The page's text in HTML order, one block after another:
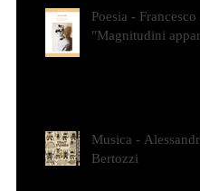
Poesia - Francesco
"Magnitudini
Musica -
Bertozzi